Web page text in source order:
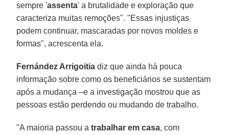
sempre 'assenta' a brutalidade e exploração que
caracteriza muitas remoções". "Essas injustiças
podem continuar, mascaradas por novos moldes e
formas", acrescenta ela.
Fernández Arrigoitia diz que ainda há pouca
informação sobre como os beneficiários se sustentam
após a mudança –e a investigação mostrou que as
pessoas estão perdendo ou mudando de trabalho.
"A maioria passou atrabalhar em casa, com